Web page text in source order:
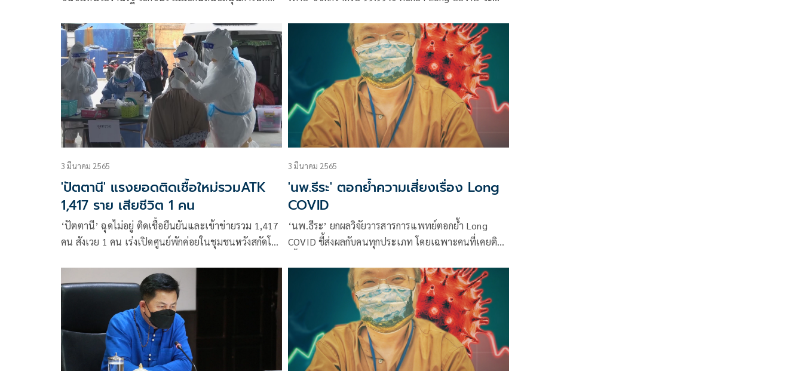
เข้าหารือ
3 มีนาคม 2565
'ปัตตานี' แรงยอดติดเชื้อใหม่รวมATK
1,417 ราย เสียชีวิต 1 คน
‘ปัตตานี’ ฉุดไม่อยู่ ติดเชื้อยืนยันและเข้าข่ายรวม 1,417
คน สังเวย 1 คน เร่งเปิดศูนย์พักค่อยในชุมชนหวังสกัดโอ
3 มีนาคม 2565
'นพ.ธีระ' ตอกย้ำความเสี่ยงเรื่อง Long
COVID
‘นพ.ธีระ’ ยกผลวิจัยวารสารการแพทย์ตอกย้ำ Long
COVID ชี้ส่งผลกับคนทุกประเภท โดยเฉพาะคนที่เคยติด